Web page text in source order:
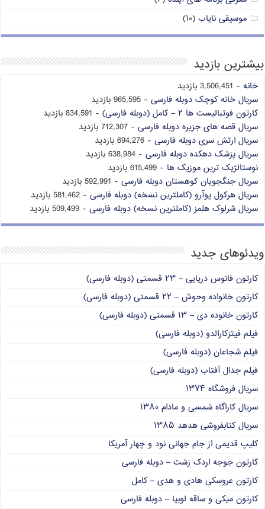
موسیقی نایاب (۱۰)
بیشترین بازدید
خانه - 3,506,451 بازدید
سریال خانه کوچک دوبله فارسی - 965,595 بازدید
کارتون فوتبالیست ها ۲ – کامل (دوبله فارسی)
- 834,591 بازدید
سریال قصه های جزیره دوبله فارسی - 712,307 بازدید
سریال ارتش سری دوبله فارسی - 694,276 بازدید
سریال پزشک دهکده دوبله فارسی - 638,984 بازدید
نوستالژیک ترین موزیک ها - 615,499 بازدید
سریال جنگجویان کوهستان دوبله فارسی - 592,991 بازدید
سریال هرکول پوآرو (کاملترین نسخه) دوبله فارسی - 581,462 بازدید
سریال شرلوک هلمز (کاملترین نسخه) دوبله فارسی - 509,499 بازدید
ویدئوهای جدید
کارتون فانوس دریایی – ۲۳ قسمتی (دوبله فارسی)
کارتون خانواده وحوش – ۲۲ قسمتی (دوبله فارسی)
کارتون خانوده دی – ۱۳ قسمتی (دوبله فارسی)
فیلم فیتزکارالدو (دوبله فارسی)
فیلم شجاعان (دوبله فارسی)
فیلم جدال آفتاب (دوبله فارسی)
سریال فروشگاه ۱۳۷۴
سریال کاراگاه شمسی و مادام ۱۳۸۰
سریال کتابفروشی هدهد ۱۳۸۵
کلیپ قدیمی از جام جهانی نود و چهار آمریکا
کارتون جوجه اردک زشت – دوبله فارسی
کارتون عروسکی هادی و هدی – کامل
کارتون میکی و ساقه لوبیا – دوبله فارسی